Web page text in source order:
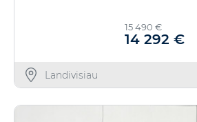
15 490 €
14 292 €
Landivisiau